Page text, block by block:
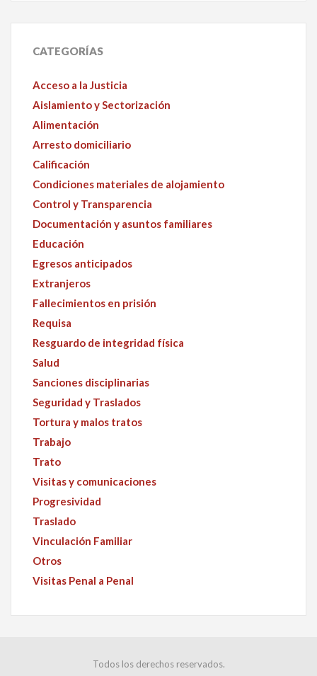
CATEGORÍAS
Acceso a la Justicia
Aislamiento y Sectorización
Alimentación
Arresto domiciliario
Calificación
Condiciones materiales de alojamiento
Control y Transparencia
Documentación y asuntos familiares
Educación
Egresos anticipados
Extranjeros
Fallecimientos en prisión
Requisa
Resguardo de integridad física
Salud
Sanciones disciplinarias
Seguridad y Traslados
Tortura y malos tratos
Trabajo
Trato
Visitas y comunicaciones
Progresividad
Traslado
Vinculación Familiar
Otros
Visitas Penal a Penal
Todos los derechos reservados.